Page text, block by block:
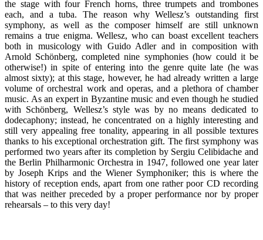
the stage with four French horns, three trumpets and trombones
each, and a tuba. The reason why Wellesz’s outstanding first
symphony, as well as the composer himself are still unknown
remains a true enigma. Wellesz, who can boast excellent teachers
both in musicology with Guido Adler and in composition with
Arnold Schönberg, completed nine symphonies (how could it be
otherwise!) in spite of entering into the genre quite late (he was
almost sixty); at this stage, however, he had already written a large
volume of orchestral work and operas, and a plethora of chamber
music. As an expert in Byzantine music and even though he studied
with Schönberg, Wellesz’s style was by no means dedicated to
dodecaphony; instead, he concentrated on a highly interesting and
still very appealing free tonality, appearing in all possible textures
thanks to his exceptional orchestration gift. The first symphony was
performed two years after its completion by Sergiu Celibidache and
the Berlin Philharmonic Orchestra in 1947, followed one year later
by Joseph Krips and the Wiener Symphoniker; this is where the
history of reception ends, apart from one rather poor CD recording
that was neither preceded by a proper performance nor by proper
rehearsals – to this very day!